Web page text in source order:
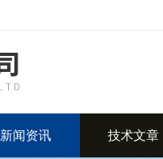
新闻资讯 技术文章